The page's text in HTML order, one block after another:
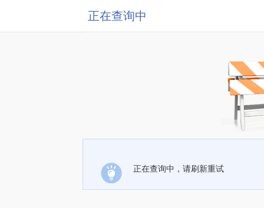
正在查询中
正在查询中，请刷新重试